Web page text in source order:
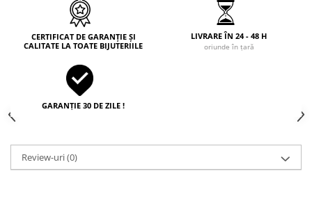
CERTIFICAT DE GARANȚIE ȘI
CALITATE LA TOATE BIJUTERIILE
LIVRARE ÎN 24 - 48 H
oriunde în țară
GARANȚIE 30 DE ZILE !
Review-uri(0)